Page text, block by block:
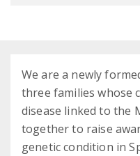
We are a newly
three families whose
disease linked to the
together to raise
genetic condition in